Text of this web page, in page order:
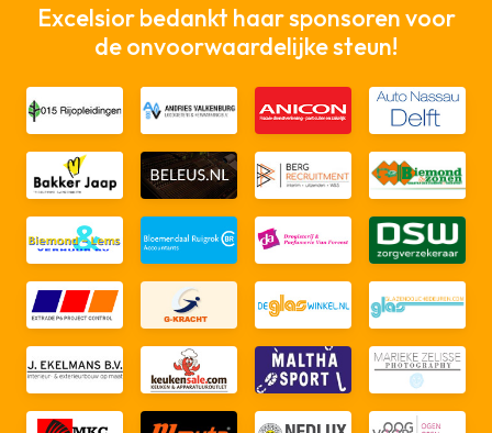
Excelsior bedankt haar sponsoren voor
de onvoorwaardelijke steun!